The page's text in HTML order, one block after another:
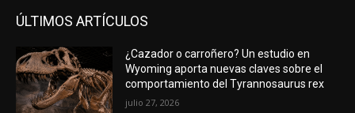
ÚLTIMOS ARTÍCULOS
¿Cazador o carroñero? Un estudio en
Wyoming aporta nuevas claves sobre el
comportamiento del Tyrannosaurus rex
julio 27, 2026